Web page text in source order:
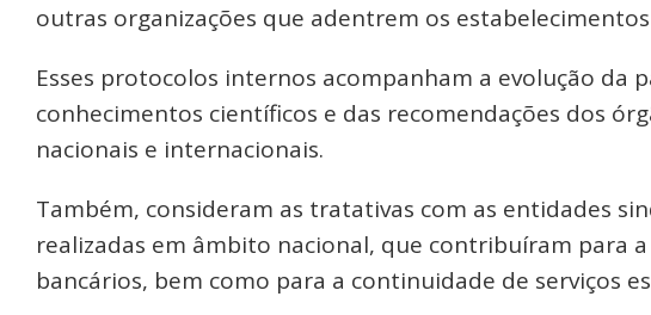
outras organizações que adentrem os
Esses protocolos internos acompanham a evolução da
conhecimentos científicos e das recomendações dos
nacionais e internacionais.
Também, consideram as tratativas com as entidades
realizadas em âmbito nacional, que contribuíram para
bancários, bem como para a continuidade de serviços